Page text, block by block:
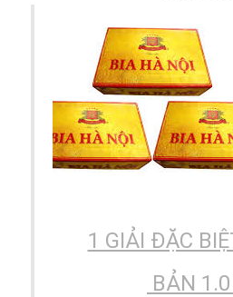
1 GIẢI ĐẶC
BẢN